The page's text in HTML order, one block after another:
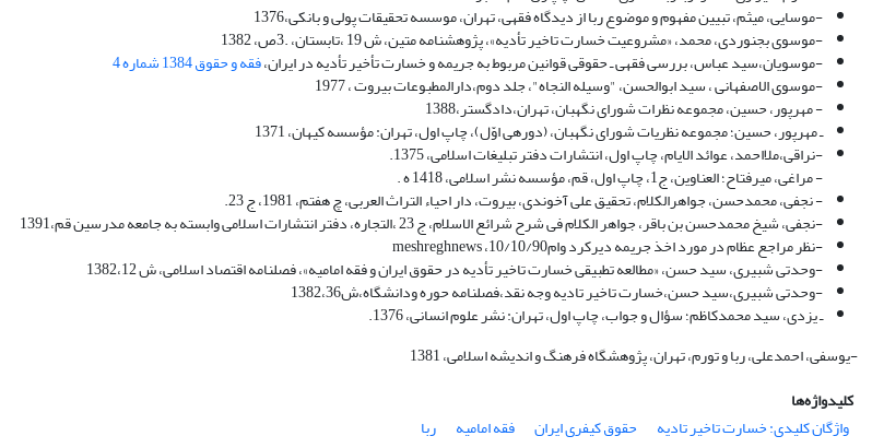
-موسایی، میثم، تبیین مفهوم و موضوع ربا از دیدگاه فقهی، تهران، موسسه تحقیقات پولی و بانکی،1376
-موسوی بجنوردی، محمد، «مشروعیت خسارت تاخیر تأدیه»، پژوهشنامه متین، ش 19 ،تابستان، .3ص، 1382
-موسویان،سید عباس، بررسی فقهی ـ حقوقی قوانین مربوط به جریمه و خسارت تأخیر تأدیه در ایران،فقه و حقوق 1384 شماره 4
-موسوی الاصفهانی ، سید ابوالحسن، "وسیله النجاه"، جلد دوم،دارالمطبوعات بیروت ، 1977
- مهرپور، حسین، مجموعه نظرات شورای نگهبان، تهران،دادگستر،1388
ـ مهرپور، حسین؛ مجموعه نظریات شوراى نگهبان، (دوره‏ى اوّل)، چاپ اول، تهران: مؤسسه کیهان، 1371
-نراقى،ملااحمد، عوائد الایام، چاپ اول، انتشارات دفتر تبلیغات اسلامى، 1375.
- مراغى، میرفتاح؛ العناوین، ج1، چاپ اول، قم، مؤسسه نشر اسلامى، 1418 ه .
- نجفی، محمدحسن، جواهرالکلام، تحقیق علی آخوندی، بیروت، دار احیاء التراث العربی، چ هفتم، 1981، ج 23.
-نجفی، شیخ محمدحسن بن باقر، جواهر الکلام فی شرح شرائع الاسلام، ج 23 ،التجاره، دفتر انتشارات اسلامی وابسته به جامعه مدرسین قم،1391
-نظر مراجع عظام در مورد اخذ جریمه دیرکرد وامmeshreghnews ،10/10/90
-وحدتی شبیری، سید حسن، «مطالعه تطبیقی خسارت تاخیر تأدیه در حقوق ایران و فقه امامیه»، فصلنامه اقتصاد اسلامی، ش 1382،12
-وحدتی شبیری،سید حسن،خسارت تاخیر تادیه وجه نقد،فصلنامه حوره ودانشگاه،ش1382،36
ـ یزدى، سید محمدکاظم؛ سؤال و جواب، چاپ اول، تهران: نشر علوم انسانى، 1376.
-یوسفی، احمدعلی، ربا و تورم، تهران، پژوهشگاه فرهنگ و اندیشه اسلامی، 1381
کلیدواژه‌ها
واژگان کلیدی: خسارت تاخیر تادیه
حقوق کیفری ایران فقه امامیه
ربا